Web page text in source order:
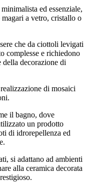
ed essenziale,
a vetro, cristallo o
che da ciottoli levigati
complesse e richiedono
della decorazione di
di mosaici
il bagno, dove
un prodotto
di idrorepellenza ed
si adattano ad ambienti
alla ceramica decorata